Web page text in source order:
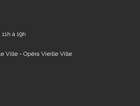
à 19h
Ville - Opéra Vieille Ville